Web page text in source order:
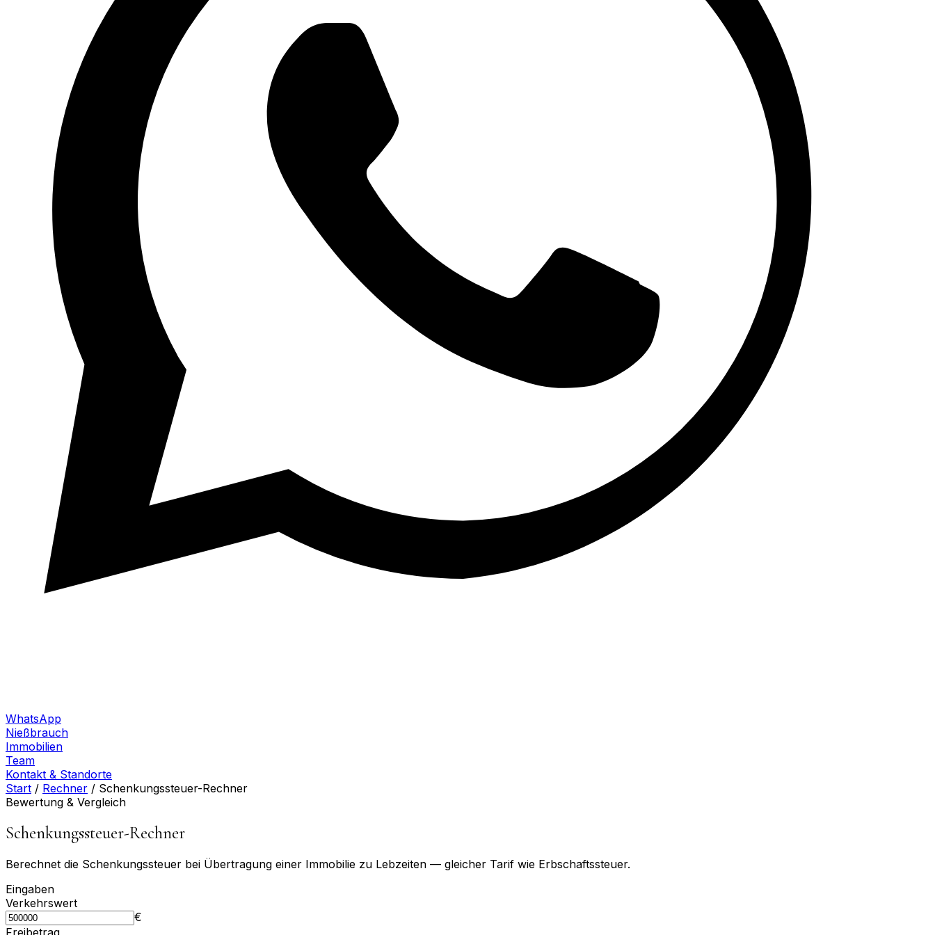
WhatsApp
Nießbrauch
Immobilien
Team
Kontakt & Standorte
Start / Rechner / Schenkungssteuer-Rechner
Bewertung & Vergleich
Schenkungssteuer-Rechner
Berechnet die Schenkungs­steuer bei Übertragung einer Immobilie zu Lebzeiten — gleicher Tarif wie Erbschaftssteuer.
Eingaben
Verkehrswert
€
Freibetrag